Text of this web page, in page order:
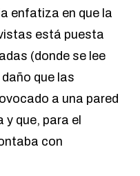
enfatiza en que la
está puesta
(donde se lee
que las
a una pared
que, para el
con